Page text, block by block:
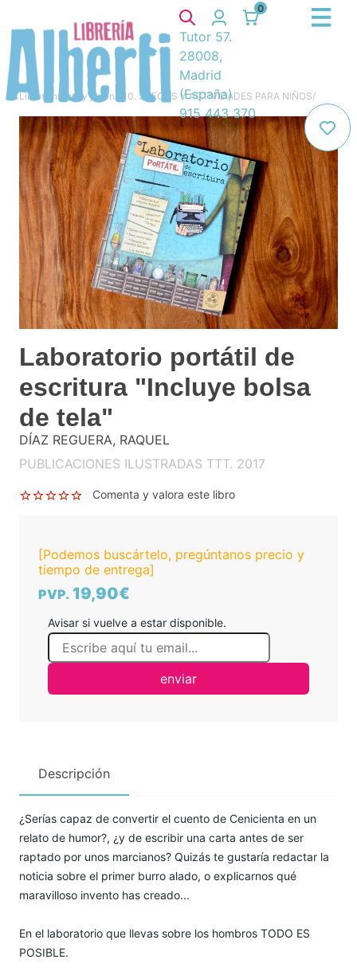
0
Tutor 57.
28008,
Madrid
(España)
915 443 370
Libros Infantil y juvenil 10. JUEGOS Y ACTIVIDADES PARA NIÑOS/
Laboratorio portátil de
escritura "Incluye bolsa
de tela"
DÍAZ REGUERA, RAQUEL
PUBLICACIONES ILUSTRADAS TTT. 2017
Comenta y valora este libro
[Podemos buscártelo, pregúntanos precio y
tiempo de entrega]
PVP. 19,90€
Avisar si vuelve a estar disponible.
enviar
Descripción
¿Serías capaz de convertir el cuento de Cenicienta en un
relato de humor?, ¿y de escribir una carta antes de ser
raptado por unos marcianos? Quizás te gustaría redactar la
noticia sobre el primer burro alado, o explicarnos qué
maravilloso invento has creado...
En el laboratorio que llevas sobre los hombros TODO ES
POSIBLE.